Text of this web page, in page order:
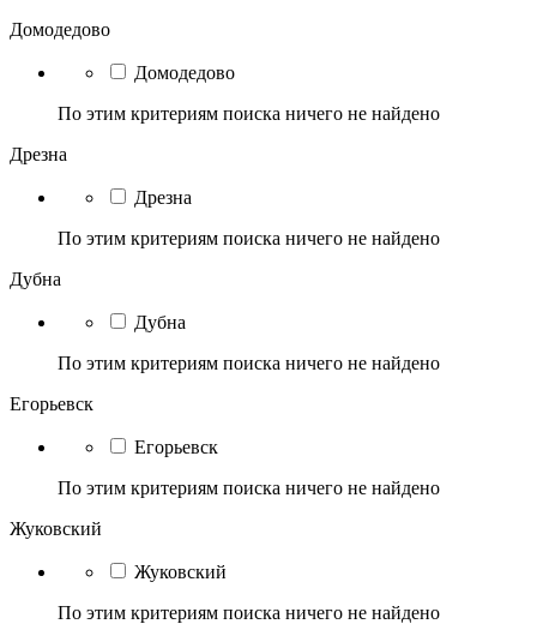
Домодедово
Домодедово
По этим критериям поиска ничего не найдено
Дрезна
Дрезна
По этим критериям поиска ничего не найдено
Дубна
Дубна
По этим критериям поиска ничего не найдено
Егорьевск
Егорьевск
По этим критериям поиска ничего не найдено
Жуковский
Жуковский
По этим критериям поиска ничего не найдено